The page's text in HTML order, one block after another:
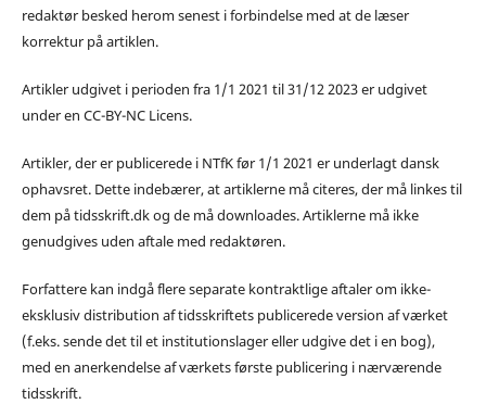
redaktør besked herom senest i forbindelse med at de læser
korrektur på artiklen.
Artikler udgivet i perioden fra 1/1 2021 til 31/12 2023 er udgivet
under en CC-BY-NC Licens.
Artikler, der er publicerede i NTfK før 1/1 2021 er underlagt dansk
ophavsret. Dette indebærer, at artiklerne må citeres, der må linkes til
dem på tidsskrift.dk og de må downloades. Artiklerne må ikke
genudgives uden aftale med redaktøren.
Forfattere kan indgå flere separate kontraktlige aftaler om ikke-
eksklusiv distribution af tidsskriftets publicerede version af værket
(f.eks. sende det til et institutionslager eller udgive det i en bog),
med en anerkendelse af værkets første publicering i nærværende
tidsskrift.